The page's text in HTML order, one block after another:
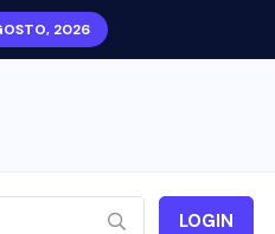
2026
LOGIN